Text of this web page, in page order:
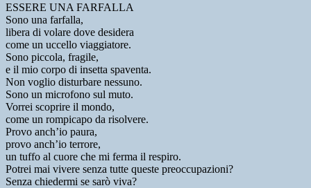
ESSERE UNA FARFALLA
Sono una farfalla,
libera di volare dove desidera
come un uccello viaggiatore.
Sono piccola, fragile,
e il mio corpo di insetta spaventa.
Non voglio disturbare nessuno.
Sono un microfono sul muto.
Vorrei scoprire il mondo,
come un rompicapo da risolvere.
Provo anch’io paura,
provo anch’io terrore,
un tuffo al cuore che mi ferma il respiro.
Potrei mai vivere senza tutte queste preoccupazioni?
Senza chiedermi se sarò viva?